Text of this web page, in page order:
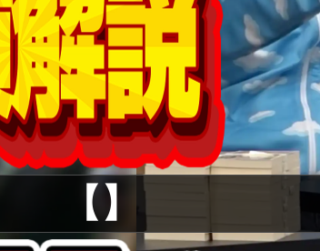
【】